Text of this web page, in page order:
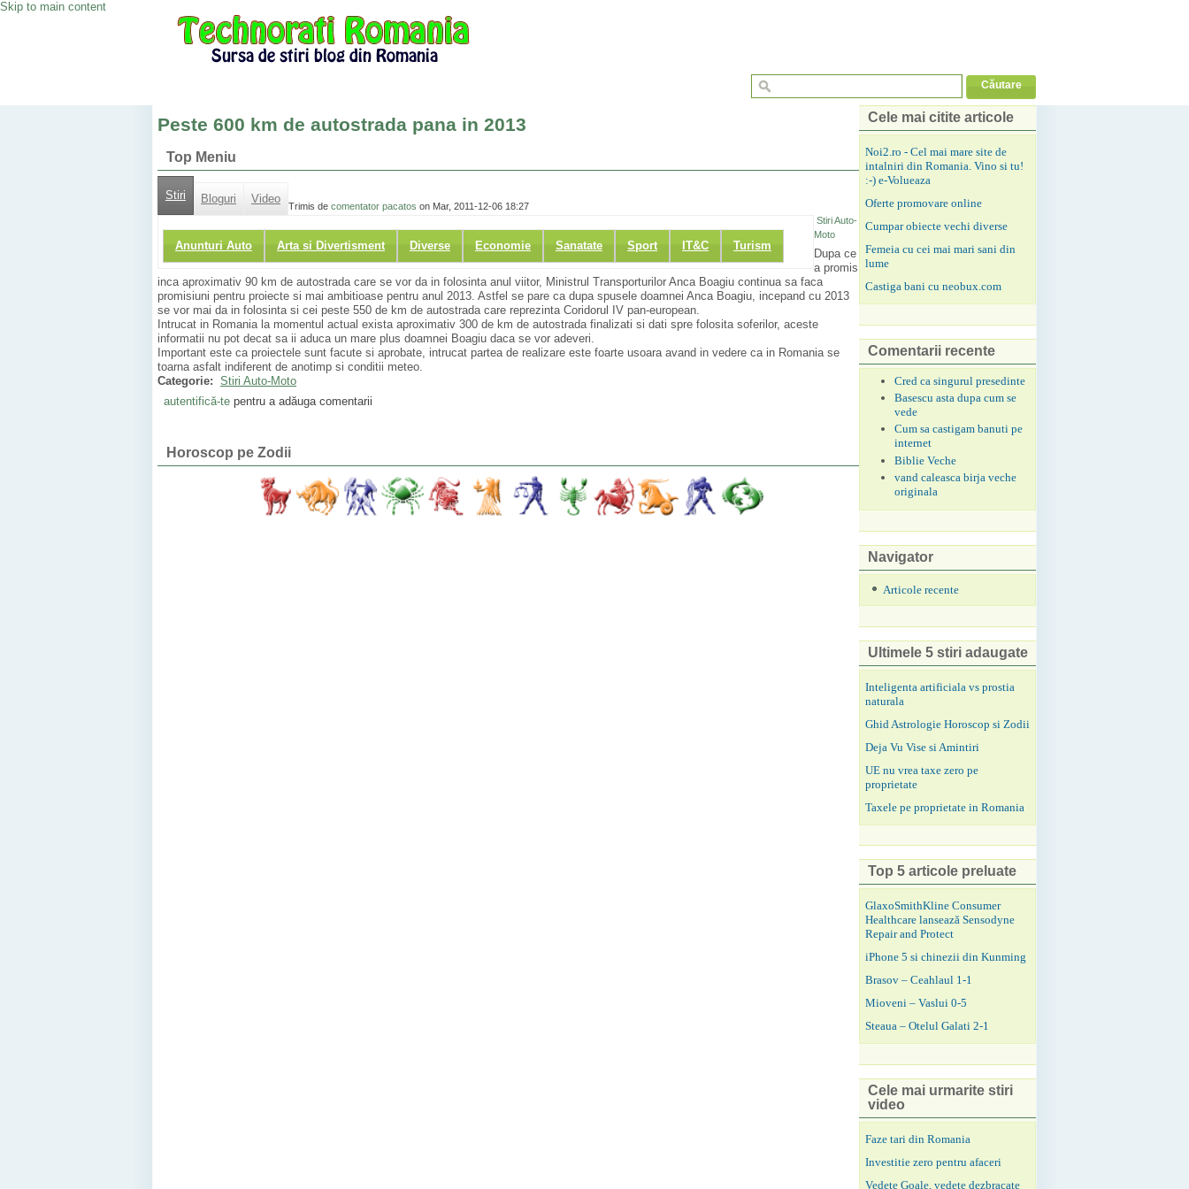
Skip to main content
Peste 600 km de autostrada pana in 2013
Top Meniu
Stiri Bloguri Video
Anunturi Auto Arta si Divertisment Diverse Economie Sanatate Sport IT&C Turism
Trimis de comentator pacatos on Mar, 2011-12-06 18:27
Stiri Auto-
Moto
Dupa ce
a promis
inca aproximativ 90 km de autostrada care se vor da in folosinta anul viitor, Ministrul Transporturilor Anca Boagiu continua sa faca
promisiuni pentru proiecte si mai ambitioase pentru anul 2013. Astfel se pare ca dupa spusele doamnei Anca Boagiu, incepand cu 2013
se vor mai da in folosinta si cei peste 550 de km de autostrada care reprezinta Coridorul IV pan-european.
Intrucat in Romania la momentul actual exista aproximativ 300 de km de autostrada finalizati si dati spre folosita soferilor, aceste
informatii nu pot decat sa ii aduca un mare plus doamnei Boagiu daca se vor adeveri.
Important este ca proiectele sunt facute si aprobate, intrucat partea de realizare este foarte usoara avand in vedere ca in Romania se
toarna asfalt indiferent de anotimp si conditii meteo.
Categorie: Stiri Auto-Moto
autentifică-tepentru a adăuga comentarii
Horoscop pe Zodii
Cele mai citite articole
Noi2.ro - Cel mai mare site de
intalniri din Romania. Vino si tu!
:-) e-Volueaza
Oferte promovare online
Cumpar obiecte vechi diverse
Femeia cu cei mai mari sani din
lume
Castiga bani cu neobux.com
Comentarii recente
Cred ca singurul presedinte
Basescu asta dupa cum se
vede
Cum sa castigam banuti pe
internet
Biblie Veche
vand caleasca birja veche
originala
Navigator
Articole recente
Ultimele 5 stiri adaugate
Inteligenta artificiala vs prostia
naturala
Ghid Astrologie Horoscop si Zodii
Deja Vu Vise si Amintiri
UE nu vrea taxe zero pe
proprietate
Taxele pe proprietate in Romania
Top 5 articole preluate
GlaxoSmithKline Consumer
Healthcare lansează Sensodyne
Repair and Protect
iPhone 5 si chinezii din Kunming
Brasov – Ceahlaul 1-1
Mioveni – Vaslui 0-5
Steaua – Otelul Galati 2-1
Cele mai urmarite stiri
video
Faze tari din Romania
Investitie zero pentru afaceri
Vedete Goale, vedete dezbracate